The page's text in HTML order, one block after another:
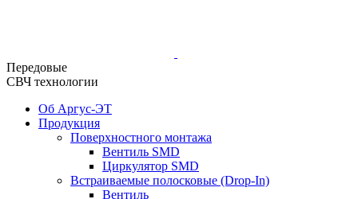
Передовые
СВЧ технологии
Об Аргус-ЭТ
Продукция
Поверхностного монтажа
Вентиль SMD
Циркулятор SMD
Встраиваемые полосковые (Drop-In)
Вентиль